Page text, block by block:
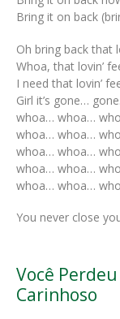
Bring it on back
Oh bring back that
Whoa, that lovin’
I need that lovin’
Girl it’s gone…
whoa… whoa…
whoa… whoa…
whoa… whoa…
whoa… whoa…
whoa… whoa…
You never close
Você
Carinhoso